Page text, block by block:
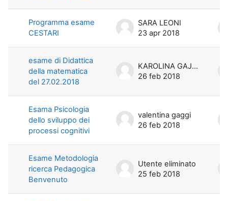
Programma esame
CESTARI
SARA LEONI
23 apr 2018
esame di Didattica
della matematica
del 27.02.2018
KAROLINA GAJOS
26 feb 2018
Esama Psicologia
dello sviluppo dei
processi cognitivi
valentina gaggi
26 feb 2018
Esame Metodologia
ricerca Pedagogica
Benvenuto
Utente eliminato
25 feb 2018